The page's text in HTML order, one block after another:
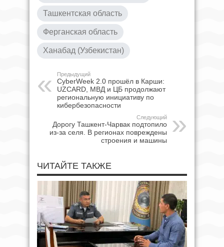
Ташкентская область
Ферганская область
Ханабад (Узбекистан)
Предыдущий
CyberWeek 2.0 прошёл в Карши:
UZCARD, МВД и ЦБ продолжают
региональную инициативу по
кибербезопасности
Следующий
Дорогу Ташкент-Чарвак подтопило
из-за селя. В регионах повреждены
строения и машины
ЧИТАЙТЕ ТАКЖЕ